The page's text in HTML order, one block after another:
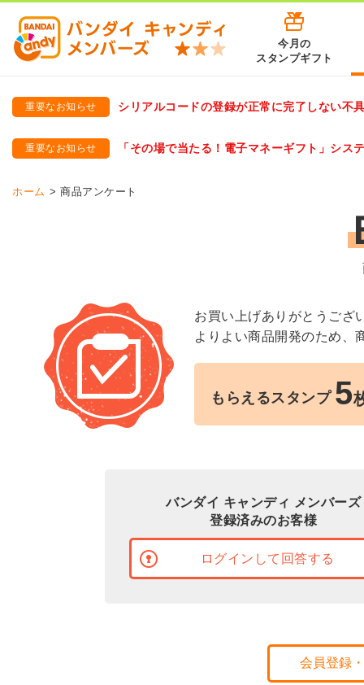
今月の
スタンプギフト
重要なお知らせ
シリアルコードの登録が正常に完了しない不
重要なお知らせ
「その場で当たる！電子マネーギフト」シス
ホーム 商品アンケート
お買い上げありがとうござ
よりよい商品開発のため、
もらえるスタンプ 5
バンダイ キャンディ メンバーズ
登録済みのお客様
ログインして回答する
会員登録